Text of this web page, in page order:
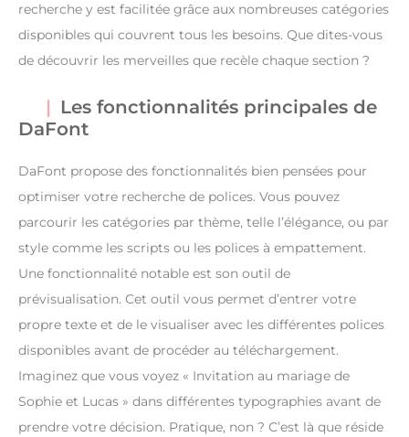
recherche y est facilitée grâce aux nombreuses catégories
disponibles qui couvrent tous les besoins. Que dites-vous
de découvrir les merveilles que recèle chaque section ?
Les fonctionnalités principales de
DaFont
DaFont propose des fonctionnalités bien pensées pour
optimiser votre recherche de polices. Vous pouvez
parcourir les catégories par thème, telle l’élégance, ou par
style comme les scripts ou les polices à empattement.
Une fonctionnalité notable est son outil de
prévisualisation. Cet outil vous permet d’entrer votre
propre texte et de le visualiser avec les différentes polices
disponibles avant de procéder au téléchargement.
Imaginez que vous voyez « Invitation au mariage de
Sophie et Lucas » dans différentes typographies avant de
prendre votre décision. Pratique, non ? C’est là que réside